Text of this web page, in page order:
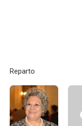
Reparto